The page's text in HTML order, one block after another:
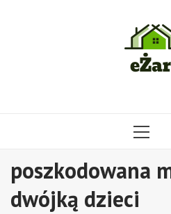
poszkodowana
dwójką dzieci